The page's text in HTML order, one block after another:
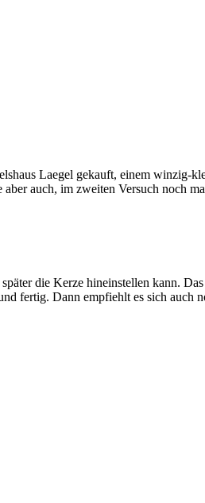
Laegel gekauft, einem winzig-
auch, im zweiten Versuch noch
die Kerze hineinstellen kann.
fertig. Dann empfiehlt es sich auch